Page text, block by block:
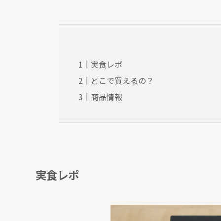
実食レポ
どこで買えるの？
商品情報
実食レポ